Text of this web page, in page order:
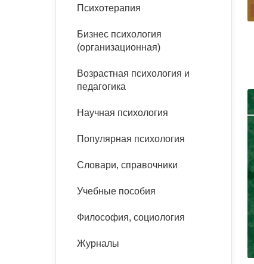
панические атаки
Психодрама
Сказкотерапия
психотерапии
Классический, эриксоновский
эргономика
Социальная психология
Психология развития
организационная психология
психоанализ
Психотерапия
Бизнес психология
(организационная)
Возрастная психология и
педагогика
Научная психология
Популярная психология
Словари, справочники
Учебные пособия
Философия, социология
Журналы